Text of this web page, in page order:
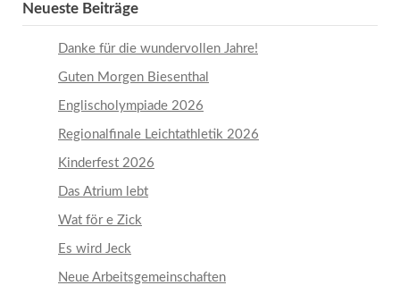
Neueste Beiträge
Danke für die wundervollen Jahre!
Guten Morgen Biesenthal
Englischolympiade 2026
Regionalfinale Leichtathletik 2026
Kinderfest 2026
Das Atrium lebt
Wat för e Zick
Es wird Jeck
Neue Arbeitsgemeinschaften